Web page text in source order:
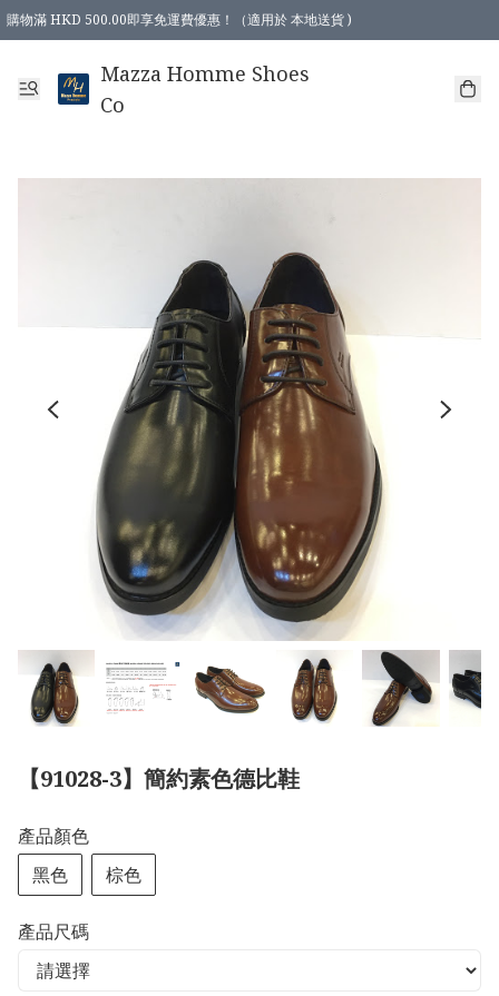
購物滿 HKD 500.00即享免運費優惠！（適用於 本地送貨 )
Mazza Homme Shoes
Co
【91028-3】簡約素色德比鞋
產品顏色
黑色
棕色
產品尺碼